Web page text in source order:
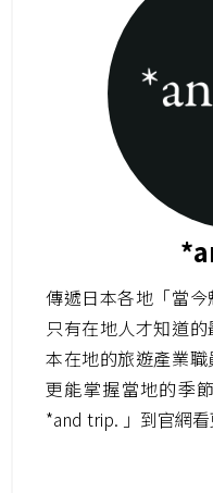
傳遞日本各地「當
只有在地人才知道
本在地的旅遊產業
更能掌握當地的季
*and trip. 」到官網